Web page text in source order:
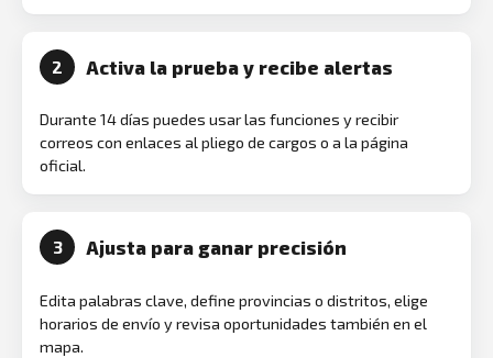
2 Activa la prueba y recibe alertas
Durante 14 días puedes usar las funciones y recibir
correos con enlaces al pliego de cargos o a la página
oficial.
3 Ajusta para ganar precisión
Edita palabras clave, define provincias o distritos, elige
horarios de envío y revisa oportunidades también en el
mapa.